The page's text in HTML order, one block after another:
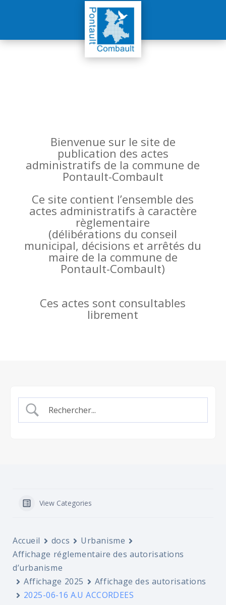
Bienvenue sur le site de
publication des actes
administratifs de la commune de
Pontault-Combault
Ce site contient l’ensemble des
actes administratifs à caractère
règlementaire
(délibérations du conseil
municipal, décisions et arrêtés du
maire de la commune de
Pontault-Combault)
Ces actes sont consultables
librement
View Categories
Accueil docs
Urbanisme
Affichage réglementaire des autorisations
d’urbanisme
Affichage 2025
Affichage des autorisations
2025-06-16 A.U ACCORDEES